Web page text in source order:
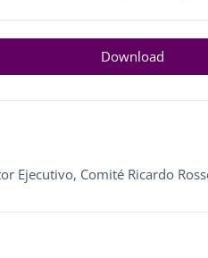
Download
Ejecutivo, Comité Ricardo